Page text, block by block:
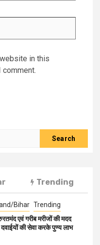
in this
Trending
Bihar Trending
एवं गरीब मरीजों की मदद
की सेवा करके पुण्य लाभ